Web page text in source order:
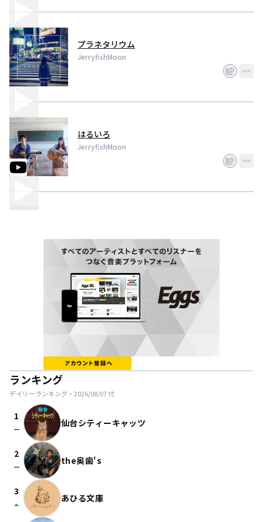
プラネタリウム
JerryfishMoon
はるいろ
JerryfishMoon
ランキング
デイリーランキング・ 2026/08/07付
1
check_indeterminate_small 仙台シティーキャッツ
2
check_indeterminate_small the奥歯's
3
arrow_drop_up あひる文庫